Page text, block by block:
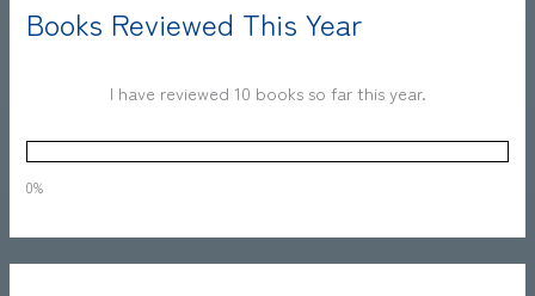
Books Reviewed This Year
I have reviewed 10 books so far this year.
0%